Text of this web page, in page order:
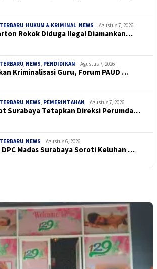
, HUKUM & KRIMINAL, NEWS Agustus 7, 2026
Rokok Diduga Ilegal Diamankan…
, NEWS, PENDIDIKAN Agustus 7, 2026
Kriminalisasi Guru, Forum PAUD …
, NEWS, PEMERINTAHAN Agustus 7, 2026
Surabaya Tetapkan Direksi Perumda…
, NEWS Agustus 6, 2026
Madas Surabaya Soroti Keluhan …